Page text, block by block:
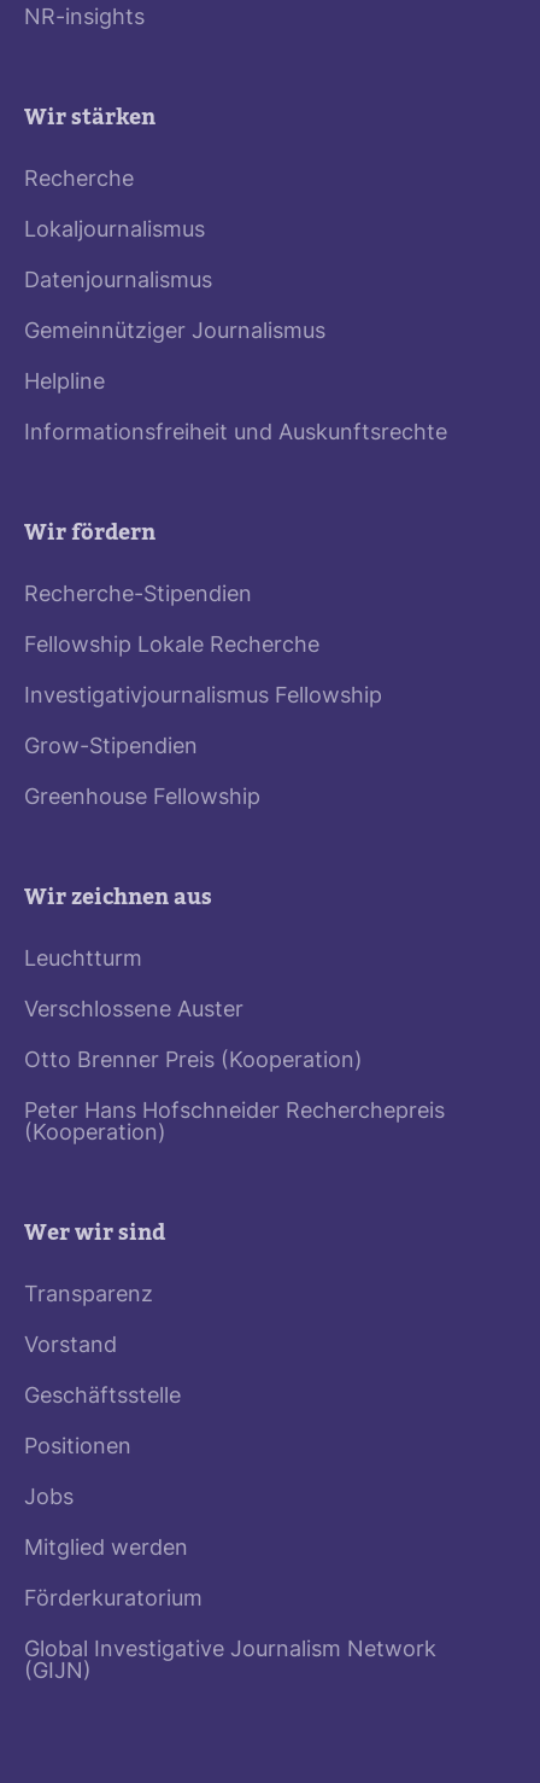
NR-insights
Wir stärken
Recherche
Lokaljournalismus
Datenjournalismus
Gemeinnütziger Journalismus
Helpline
Informationsfreiheit und Auskunftsrechte
Wir fördern
Recherche-Stipendien
Fellowship Lokale Recherche
Investigativjournalismus Fellowship
Grow-Stipendien
Greenhouse Fellowship
Wir zeichnen aus
Leuchtturm
Verschlossene Auster
Otto Brenner Preis (Kooperation)
Peter Hans Hofschneider Recherchepreis
(Kooperation)
Wer wir sind
Transparenz
Vorstand
Geschäftsstelle
Positionen
Jobs
Mitglied werden
Förderkuratorium
Global Investigative Journalism Network
(GIJN)